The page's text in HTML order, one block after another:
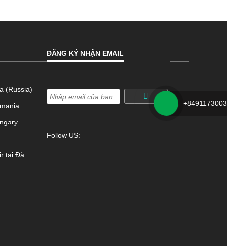
(Russia)
tại Đà
ĐĂNG KÝ NHẬN EMAIL
Follow US: